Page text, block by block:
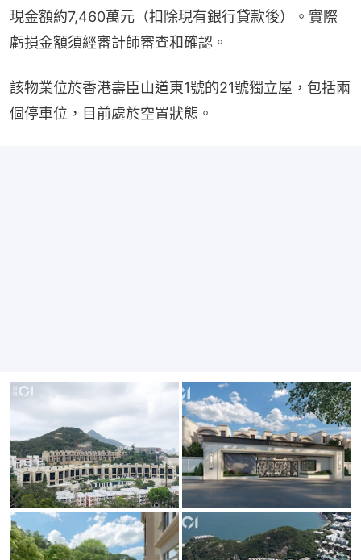
現金額約7,460萬元（扣除現有銀行貸款後）。實際
虧損金額須經審計師審查和確認。
該物業位於香港壽臣山道東1號的21號獨立屋，包括兩
個停車位，目前處於空置狀態。